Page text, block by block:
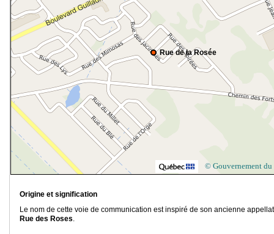
Rue de la Rosée
© Gouvernement du
Origine et signification
Le nom de cette voie de communication est inspiré de son ancienne
Rue des Roses.